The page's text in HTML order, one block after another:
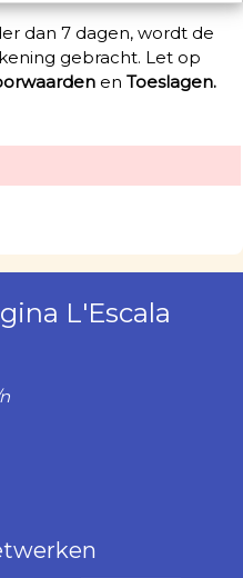
dan 7 dagen, wordt de
gebracht. Let op
en Toeslagen.
L'Escala